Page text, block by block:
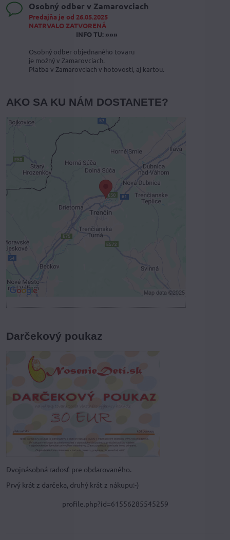
Osobný odber v Zamarovciach
Predajňa je od 26.05.2025
NATRVALO ZATVORENÁ
INFO TU: »»»
Osobný odber objednaného tovaru
je možný v Zamarovciach.
Platba v Zamarovciach v hotovosti, aj kartou.
AKO SA KU NÁM DOSTANETE?
Externý obsah je blokovaný
Voľbami súkromia
Prajete si načítať externý obsah?
Povoliť tentokrát
Povoliť a zapamätať - súhlas s druhom
cookie: Funkčné
Darčekový poukaz
Dvojnásobná radosť pre obdarovaného.
Prvý krát z darčeka, druhý krát z nákupu:-)
profile.php?id=61556285545259